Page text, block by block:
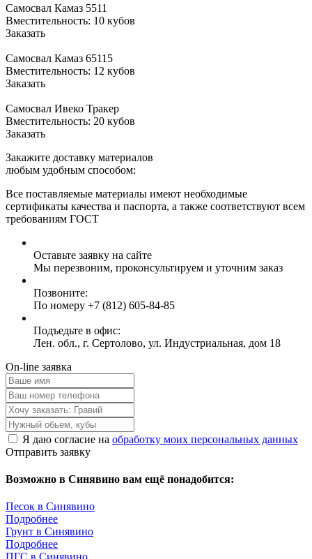
Самосвал Камаз 5511
Вместительность: 10 кубов
Заказать
Самосвал Камаз 65115
Вместительность: 12 кубов
Заказать
Самосвал Ивеко Тракер
Вместительность: 20 кубов
Заказать
Закажите доставку материалов
любым удобным способом:
Все поставляемые материалы имеют необходимые
сертификаты качества и паспорта, а также соответствуют всем
требованиям ГОСТ
Оставьте заявку на сайте
Мы перезвоним, проконсультируем и уточним заказ
Позвоните:
По номеру +7 (812) 605-84-85
Подъедьте в офис:
Лен. обл., г. Сертолово, ул. Индустриальная, дом 18
On-line заявка
Я даю согласие на обработку моих персональных данных
Отправить заявку
Возможно в Синявино вам ещё понадобится:
Песок в Синявино
Подробнее
Грунт в Синявино
Подробнее
ПГС в Синявино